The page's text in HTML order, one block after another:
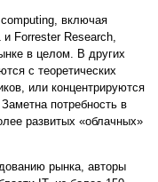
включая
Forrester Research,
в целом. В других
с теоретических
или концентрируются
потребность в
развитых «облачных»
рынка, авторы